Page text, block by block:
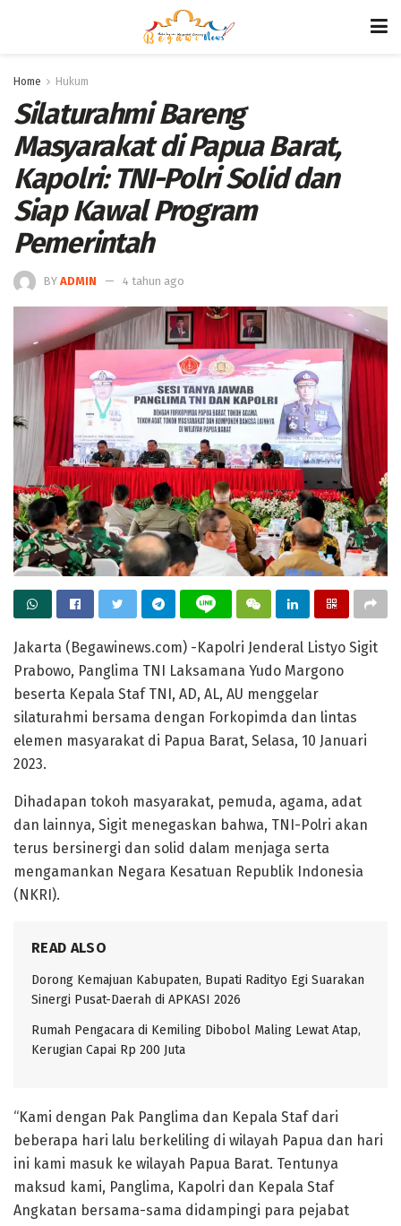
Home Hukum
Silaturahmi Bareng
Masyarakat di Papua Barat,
Kapolri: TNI-Polri Solid dan
Siap Kawal Program
Pemerintah
BY ADMIN 4 tahun ago
Jakarta (Begawinews.com) -Kapolri Jenderal Listyo Sigit
Prabowo, Panglima TNI Laksamana Yudo Margono
beserta Kepala Staf TNI, AD, AL, AU menggelar
silaturahmi bersama dengan Forkopimda dan lintas
elemen masyarakat di Papua Barat, Selasa, 10 Januari
2023.
Dihadapan tokoh masyarakat, pemuda, agama, adat
dan lainnya, Sigit menegaskan bahwa, TNI-Polri akan
terus bersinergi dan solid dalam menjaga serta
mengamankan Negara Kesatuan Republik Indonesia
(NKRI).
READ ALSO
Dorong Kemajuan Kabupaten, Bupati Radityo Egi Suarakan
Sinergi Pusat-Daerah di APKASI 2026
Rumah Pengacara di Kemiling Dibobol Maling Lewat Atap,
Kerugian Capai Rp 200 Juta
“Kami dengan Pak Panglima dan Kepala Staf dari
beberapa hari lalu berkeliling di wilayah Papua dan hari
ini kami masuk ke wilayah Papua Barat. Tentunya
maksud kami, Panglima, Kapolri dan Kepala Staf
Angkatan bersama-sama didampingi para pejabat